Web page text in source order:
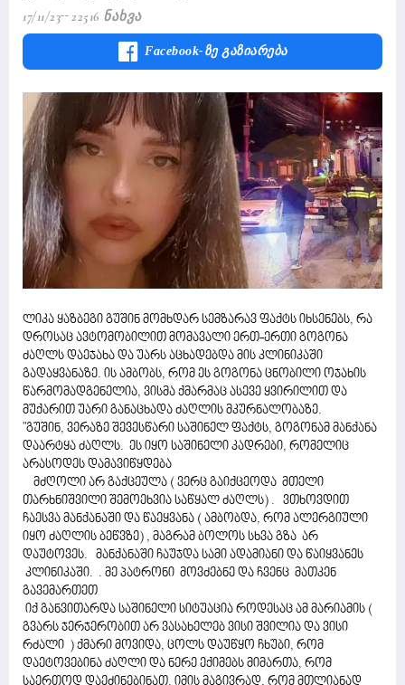
17/11/23 22516 Ნახვა
Facebook-Ზე Გაზიარება
ლიკა ყაზბეგი გუშინ მომხდარ სემზარავ ფაქტს იხსენებს, რა
დროსაც ავტომობილით მომავალი ერთ-ერთი გოგონა
ძაღლს დაეჯახა და უარს აცხადებდა მის კლინიკაში
გადაყვანაზე. ის ამბობს, რომ ეს გოგონა ცნობილი ოჯახის
წარმომადგენელია, ვისმა ქმარმაც ასევე ყვირილით და
მუქარით უარი განაცხადა ძაღლის მკურნალობაზე.
"გუშინ, ვერაზე შევესწარი საშინელ ფაქტს, გოგონამ მანქანა
დაარტყა ძაღლს. ეს იყო საშინელი კადრები, რომელიც
არასოდეს დამავიწყდება
მძღოლი არ გაქცეულა ( ვერც გაიქცეოდა მთელი
თარხნიშვილი შემოეხვია საწყალ ძაღლს) . ვთხოვდით
ჩაესვა მანქანაში და წაეყვანა ( ამბობდა, რომ ალერგიული
იყო ძაღლის ბეწვზე) , მაგრამ ბოლოს სხვა გზა არ
დაუტოვეს. მანქანაში ჩაუჯდა სამი ადამიანი და წაიყვანეს
კლინიკაში. . მე პატრონი მოვძებნე და ჩვენც მათკენ
გავემართეთ
იქ განვითარდა საშინელი სიტუაცია როდესაც ამ მარიამის (
გვარს ჯერჯერობით არ ვასახელებ ვისი შვილია და ვისი
რძალი ) ქმარი მოვიდა, ცოლს დაუწყო ჩხუბი, რომ
დაეტოვებინა ძაღლი და ნერე ექიმებს მიმართა, რომ
საერთოდ დაეძინებინათ. იმის მაგივრად, რომ მთლიანად